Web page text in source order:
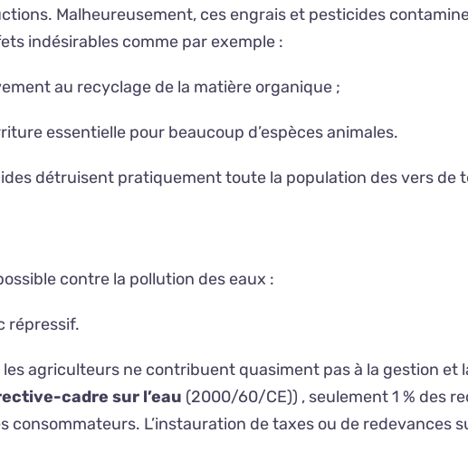
Malheureusement, ces engrais et pesticides
indésirables comme par exemple :
au recyclage de la matière organique ;
essentielle pour beaucoup d’espèces animales.
détruisent pratiquement toute la population des vers de
contre la pollution des eaux :
répressif.
agriculteurs ne contribuent quasiment pas à la gestion et
cadre sur l’eau (2000/60/CE)) , seulement 1 % des
consommateurs. L’instauration de taxes ou de redevances